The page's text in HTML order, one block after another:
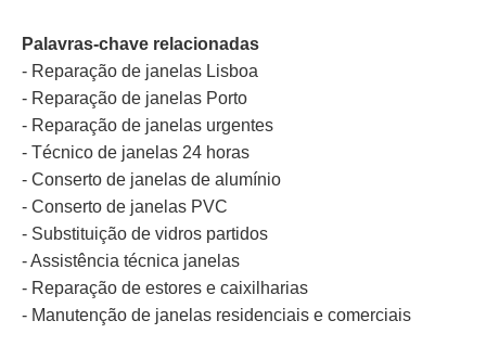
Palavras-chave relacionadas
- Reparação de janelas Lisboa
- Reparação de janelas Porto
- Reparação de janelas urgentes
- Técnico de janelas 24 horas
- Conserto de janelas de alumínio
- Conserto de janelas PVC
- Substituição de vidros partidos
- Assistência técnica janelas
- Reparação de estores e caixilharias
- Manutenção de janelas residenciais e comerciais